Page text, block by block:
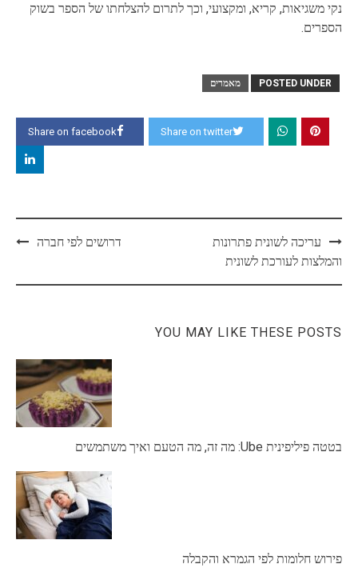
נקי משגיאות, קריא, ומקצועי, וכך לתרום להצלחתו של הספר בשוק
הספרים.
POSTED UNDER מאמרים
Share on facebook Share on twitter
Post
navigation
עריכה לשונית פתרונות
והמלצות לעורכת לשונית
דרושים לפי חברה
YOU MAY LIKE THESE POSTS
בטטה פיליפינית Ube: מה זה, מה הטעם ואיך משתמשים
פירוש חלומות לפי הגמרא והקבלה